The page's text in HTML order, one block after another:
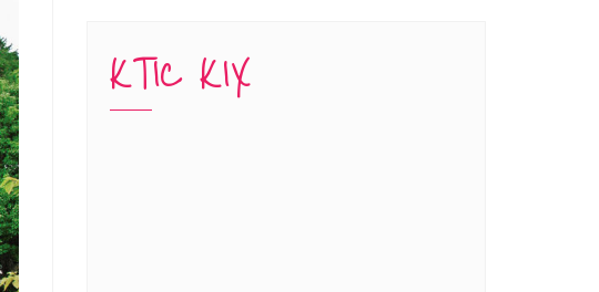
KTIC KIX